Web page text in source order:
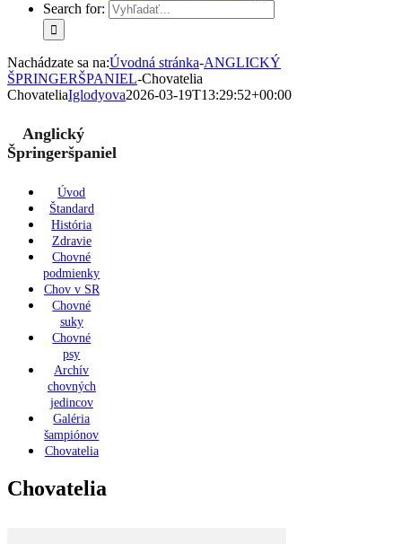
Search for:
Nachádzate sa na:Úvodná stránka-ANGLICKÝ
ŠPRINGERŠPANIEL-Chovatelia
ChovateliaIglodyova2026-03-19T13:29:52+00:00
Anglický
Špringeršpaniel
Úvod
Štandard
História
Zdravie
Chovné
podmienky
Chov v SR
Chovné
suky
Chovné
psy
Archív
chovných
jedincov
Galéria
šampiónov
Chovatelia
Chovatelia